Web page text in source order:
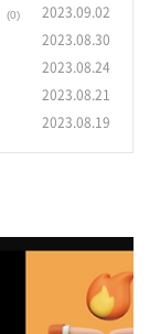
(0) 2023.09.02
2023.08.30
2023.08.24
2023.08.21
2023.08.19